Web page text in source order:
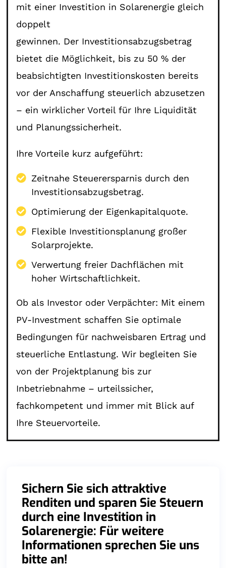
mit einer Investition in Solarenergie gleich
doppelt
gewinnen. Der Investitionsabzugsbetrag
bietet die Möglichkeit, bis zu 50 % der
beabsichtigten Investitionskosten bereits
vor der Anschaffung steuerlich abzusetzen
– ein wirklicher Vorteil für Ihre Liquidität
und Planungssicherheit.
Ihre Vorteile kurz aufgeführt:
Zeitnahe Steuerersparnis durch den
Investitionsabzugsbetrag.
Optimierung der Eigenkapitalquote.
Flexible Investitionsplanung großer
Solarprojekte.
Verwertung freier Dachflächen mit
hoher Wirtschaftlichkeit.
Ob als Investor oder Verpächter: Mit einem
PV-Investment schaffen Sie optimale
Bedingungen für nachweisbaren Ertrag und
steuerliche Entlastung. Wir begleiten Sie
von der Projektplanung bis zur
Inbetriebnahme – urteilssicher,
fachkompetent und immer mit Blick auf
Ihre Steuervorteile.
Sichern Sie sich attraktive
Renditen und sparen Sie Steuern
durch eine Investition in
Solarenergie: Für weitere
Informationen sprechen Sie uns
bitte an!